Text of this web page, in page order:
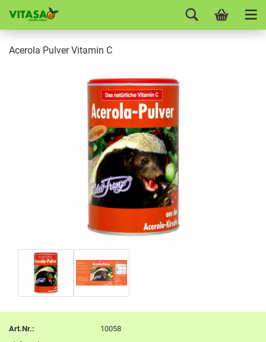
Acerola Pulver Vitamin C
Art.Nr.:
10058